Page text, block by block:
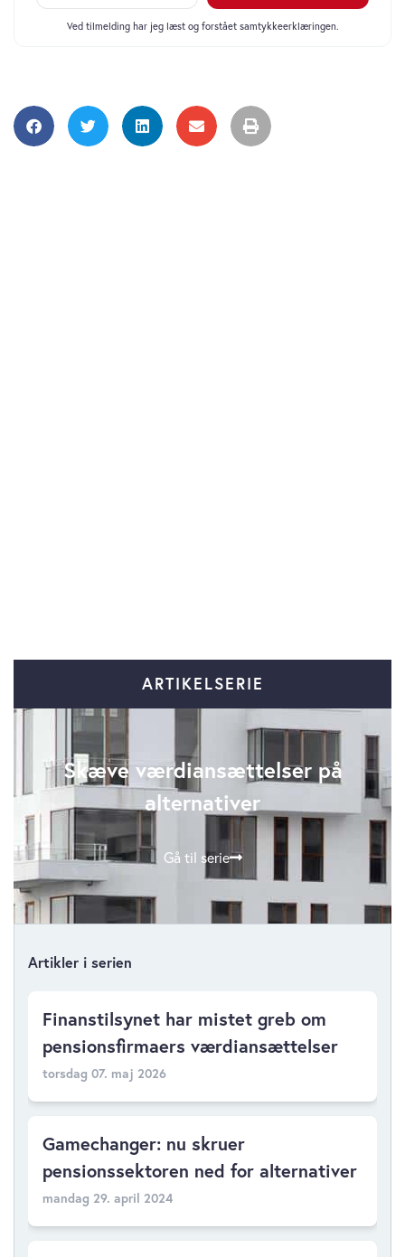
ARTIKELSERIE
Skæve værdiansættelser på
alternativer
Gå til serie
Artikler i serien
Finanstilsynet har mistet greb om
pensionsfirmaers værdiansættelser
torsdag 07. maj 2026
Gamechanger: nu skruer
pensionssektoren ned for alternativer
mandag 29. april 2024